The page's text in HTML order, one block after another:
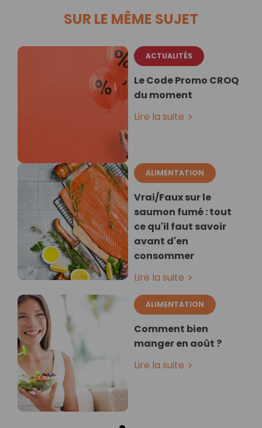
SUR LE MÊME SUJET
ACTUALITÉS
Le Code Promo CROQ
du moment
Lire la suite
ALIMENTATION
Vrai/Faux sur le
saumon fumé : tout
ce qu'il faut savoir
avant d'en
consommer
Lire la suite
ALIMENTATION
Comment bien
manger en août ?
Lire la suite